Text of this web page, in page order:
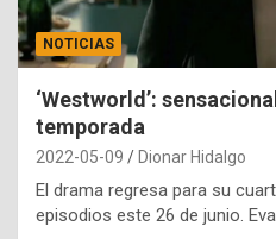
NOTICIAS
‘Westworld’:
temporada
2022-05-09 Dionar Hidalgo
El drama regresa para su
episodios este 26 de junio.